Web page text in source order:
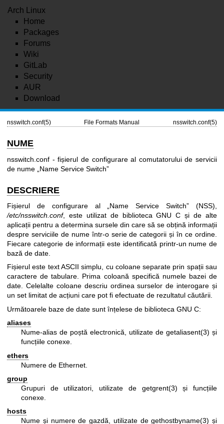
Arch Linux
Home
Packages
Forums
Wiki
GitLab
Security
AUR
Download
nsswitch.conf(5) File Formats Manual nsswitch.conf(5)
NUME
nsswitch.conf - fișierul de configurare al comutatorului de servicii
de nume „Name Service Switch”
DESCRIERE
Fișierul de configurare al „Name Service Switch” (NSS),
/etc/nsswitch.conf, este utilizat de biblioteca GNU C și de alte
aplicații pentru a determina sursele din care să se obțină informații
despre serviciile de nume într-o serie de categorii și în ce ordine.
Fiecare categorie de informații este identificată printr-un nume de
bază de date.
Fișierul este text ASCII simplu, cu coloane separate prin spații sau
caractere de tabulare. Prima coloană specifică numele bazei de
date. Celelalte coloane descriu ordinea surselor de interogare și
un set limitat de acțiuni care pot fi efectuate de rezultatul căutării.
Următoarele baze de date sunt înțelese de biblioteca GNU C:
aliases
Nume-alias de poștă electronică, utilizate de getaliasent(3) și
funcțiile conexe.
ethers
Numere de Ethernet.
group
Grupuri de utilizatori, utilizate de getgrent(3) și funcțiile
conexe.
hosts
Nume și numere de gazdă, utilizate degethostbyname(3) și